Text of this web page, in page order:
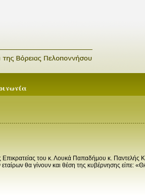
του κ. Λουκά Παπαδήμου κ. Παντελής
θα γίνουν και θέση της κυβέρνησης είπε: